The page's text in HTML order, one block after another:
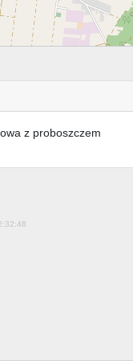
z proboszczem